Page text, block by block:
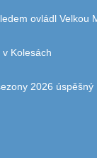
ovládl Velkou
Kolesách
2026 úspěšný